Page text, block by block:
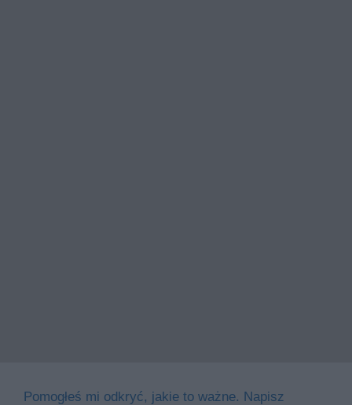
Pomogłeś mi odkryć, jakie to ważne. Napisz